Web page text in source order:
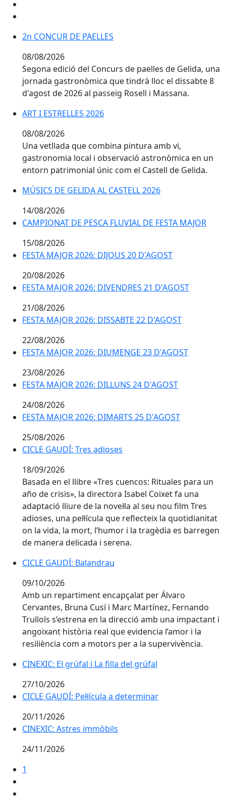
2n CONCUR DE PAELLES
2n CONCUR DE PAELLES
08/08/2026
Segona edició del Concurs de paelles de Gelida, una
jornada gastronòmica que tindrà lloc el dissabte 8
d'agost de 2026 al passeig Rosell i Massana.
ART I ESTRELLES 2026
ART I ESTRELLES 2026
08/08/2026
Una vetllada que combina pintura amb vi,
gastronomia local i observació astronòmica en un
entorn patrimonial únic com el Castell de Gelida.
MÚSICS DE GELIDA AL CASTELL 2026
14/08/2026
CAMPIONAT DE PESCA FLUVIAL DE FESTA MAJOR
15/08/2026
FESTA MAJOR 2026: DIJOUS 20 D'AGOST
FESTA MAJOR 2026: DIJOUS 20 D'AGOST
20/08/2026
FESTA MAJOR 2026: DIVENDRES 21 D'AGOST
FESTA MAJOR 2026: DIVENDRES 21 D'AGOST
21/08/2026
FESTA MAJOR 2026: DISSABTE 22 D'AGOST
FESTA MAJOR 2026: DISSABTE 22 D'AGOST
22/08/2026
FESTA MAJOR 2026: DIUMENGE 23 D'AGOST
FESTA MAJOR 2026: DIUMENGE 23 D'AGOST
23/08/2026
FESTA MAJOR 2026: DILLUNS 24 D'AGOST
FESTA MAJOR 2026: DILLUNS 24 D'AGOST
24/08/2026
FESTA MAJOR 2026: DIMARTS 25 D'AGOST
FESTA MAJOR 2026: DIMARTS 25 D'AGOST
25/08/2026
CICLE GAUDÍ: Tres adioses
CICLE GAUDÍ: Tres adioses
18/09/2026
Basada en el llibre «Tres cuencos: Rituales para un
año de crisis», la directora Isabel Coixet fa una
adaptació lliure de la novel·la al seu nou film Tres
adioses, una pel·lícula que reflecteix la quotidianitat
on la vida, la mort, l’humor i la tragèdia es barregen
de manera delicada i serena.
CICLE GAUDÍ: Balandrau
CICLE GAUDÍ: Balandrau
09/10/2026
Amb un repartiment encapçalat per Álvaro
Cervantes, Bruna Cusí i Marc Martínez, Fernando
Trullols s’estrena en la direcció amb una impactant i
angoixant història real que evidencia l’amor i la
resiliència com a motors per a la supervivència.
CINEXIC: El grúfal i La filla del grúfal
27/10/2026
CICLE GAUDÍ: Pel·lícula a determinar
20/11/2026
CINEXIC: Astres immòbils
24/11/2026
1